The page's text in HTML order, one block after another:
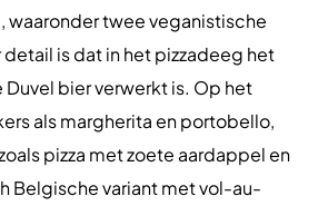
waaronder twee veganistische
is dat in het pizzadeeg het
bier verwerkt is. Op het
als margherita en portobello,
pizza met zoete aardappel en
Belgische variant met vol-au-